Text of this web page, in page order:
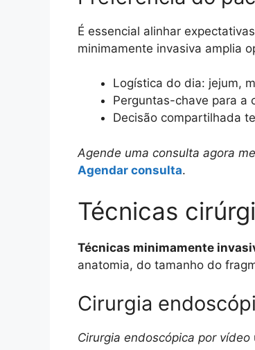
É essencial alinhar
minimamente invasiva amplia
Logística do dia: jejum,
Perguntas-chave para a
Decisão compartilhada
Agende uma consulta agora
Agendar consulta.
Técnicas
Técnicas minimamente
anatomia, do tamanho do
Cirurgia
Cirurgia endoscópica por vídeo